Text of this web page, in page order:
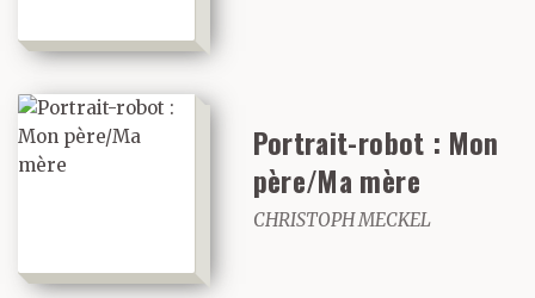
Portrait-robot : Mon
père/Ma mère
CHRISTOPH MECKEL